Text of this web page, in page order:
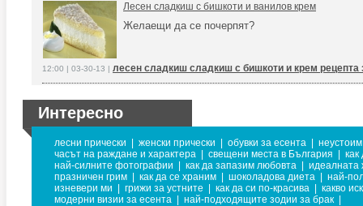
Лесен сладкиш с бишкоти и ванилов крем
Желаещи да се почерпят?
12:00 | 03-30-13 | лесен сладкиш сладкиш с бишкоти и крем рецепта
Интересно
лесни прически женски прически обувки за есента
часът на раждане и характера
свещени места в България
най-силните фотографии
как да запазим любовта
идеалната
празничен грим
как да се храним шоколадова диета
най-
изневери ми
грижи за устните как да си по-красива
какво
модерни визии за есента
най-подходящите зодии за брак